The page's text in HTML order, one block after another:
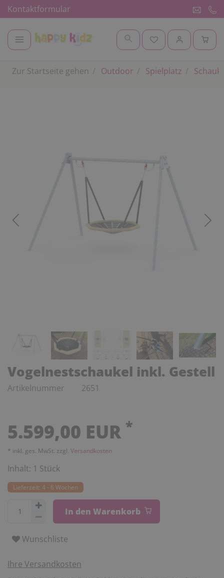
Kontaktformular
Zur Startseite gehen Outdoor Spielplatz
Vogelnestschaukel inkl. Gestell
Artikelnummer 2651
5.599,00 EUR *
* inkl. ges. MwSt. zzgl. Versandkosten
Inhalt: 1 Stück
Lieferzeit: 4 - 6 Wochen
In den Warenkorb
Wunschliste
Ihre Versandkosten